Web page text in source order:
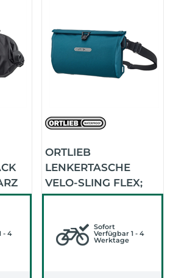
- 4
ORTLIEB
LENKERTASCHE
VELO-SLING FLEX;
CYPER 5 LITER
Sofort
Verfügbar 1 - 4
Werktage